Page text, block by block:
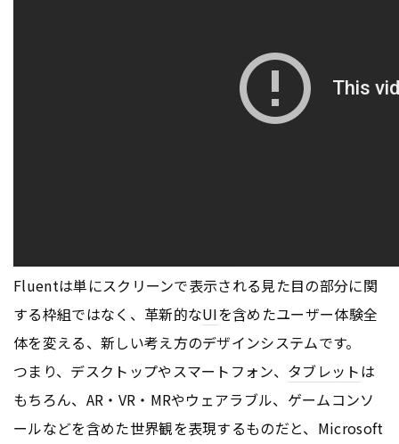
Fluentは単にスクリーンで表示される見た目の部分に関
する枠組ではなく、革新的なUIを含めたユーザー体験全
体を変える、新しい考え方のデザインシステムです。
つまり、デスクトップやスマートフォン、 タブレットは
もちろん、AR・VR・MRやウェアラブル、ゲームコンソ
ールなどを含めた世界観を表現するものだと、Microsoft